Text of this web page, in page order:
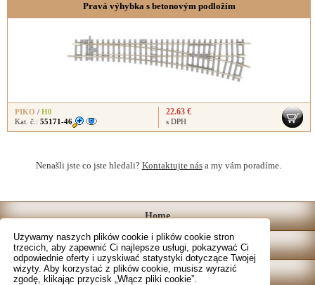
Używamy naszych plików cookie i plików cookie stron
trzecich, aby zapewnić Ci najlepsze usługi, pokazywać Ci
odpowiednie oferty i uzyskiwać statystyki dotyczące Twojej
wizyty. Aby korzystać z plików cookie, musisz wyrazić
zgodę, klikając przycisk „Włącz pliki cookie”.
Pravá výhybka s betonovým podložím
PIKO / H0
Kat. č.: 55171-46
22.63 €
s DPH
Nenašli jste co jste hledali? Kontaktujte nása my vám poradíme.
Home
Katalog
Sklep